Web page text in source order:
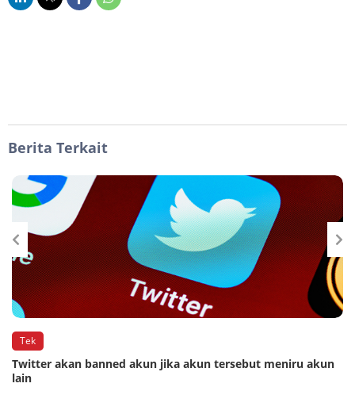
Berita Terkait
Tek
Twitter akan banned akun jika akun tersebut meniru akun
lain